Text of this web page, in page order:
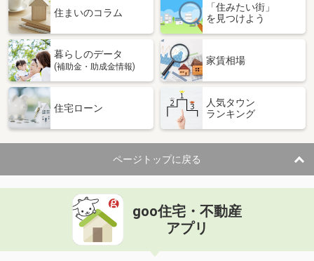
住まいのコラム
「住みたい街」
を見つけよう
暮らしのデータ
(補助金・助成金情報)
家賃相場
住宅ローン
人気タウン
ランキング
ページトップに戻る
goo住宅・不動産
アプリ